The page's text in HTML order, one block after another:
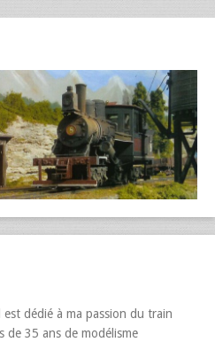
dédié à ma passion du train
de 35 ans de modélisme